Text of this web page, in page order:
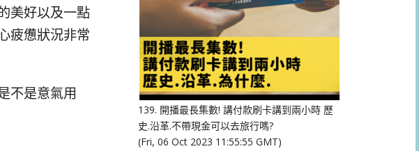
美好以及一點
疲憊狀況非常
不是意氣用
提
或
降
低
量。
139. 開播最長集數! 講付款刷卡講到兩小時 歷
史.沿革.不帶現金可以去旅行嗎?
(Fri, 06 Oct 2023 11:55:55 GMT)